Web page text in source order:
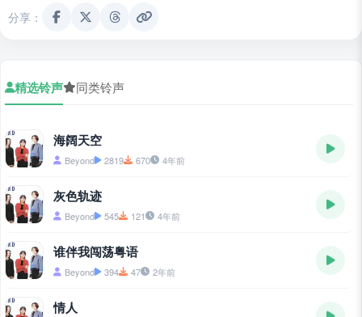
分享：
精选铃声 同类铃声
海阔天空
Beyond 2819 670 4年前
灰色轨迹
Beyond 545 121 4年前
谁伴我闯荡粤语
Beyond 394 47 2年前
情人